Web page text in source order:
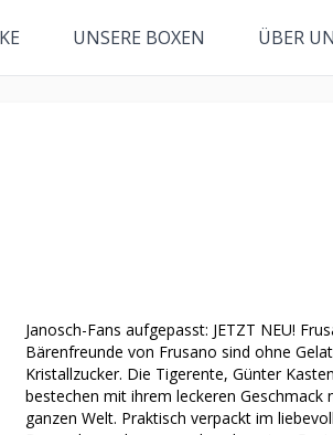
UNSERE BOXEN ÜBER
Janosch-Fans aufgepasst: JETZT NEU!
Bärenfreunde von Frusano sind ohne
Kristallzucker. Die Tigerente, Günter
bestechen mit ihrem leckeren Geschmack
ganzen Welt. Praktisch verpackt im